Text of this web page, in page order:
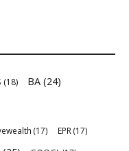
(18) BA (24)
(17) EPR (17)